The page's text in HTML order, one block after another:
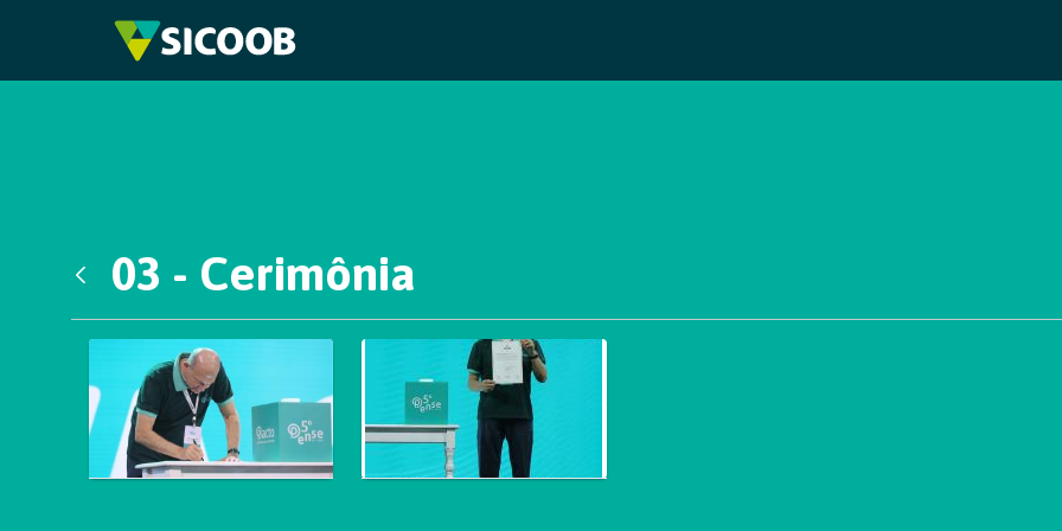
Pular para o Conteúdo principal
03 - Cerimônia
Galeria de Mídias